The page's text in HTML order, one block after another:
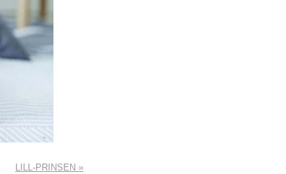
LILL-PRINSEN »